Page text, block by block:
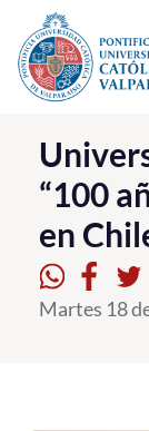
Click acá para ir
La Universidad
Investigación,
PUCV
Vinculación
“100
en
Martes 18